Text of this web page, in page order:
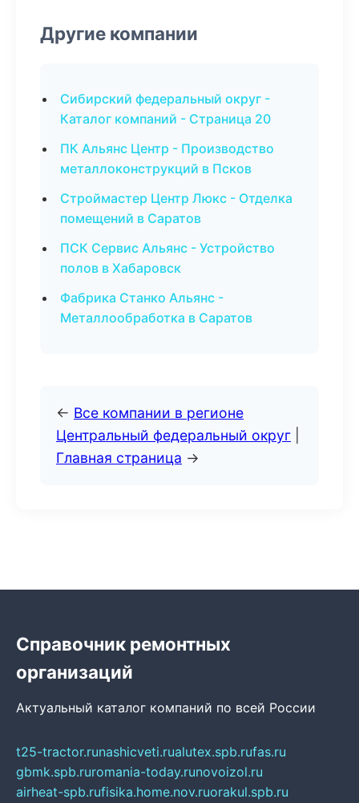
Другие компании
Сибирский федеральный округ -
Каталог компаний - Страница 20
ПК Альянс Центр - Производство
металлоконструкций в Псков
Строймастер Центр Люкс - Отделка
помещений в Саратов
ПСК Сервис Альянс - Устройство
полов в Хабаровск
Фабрика Станко Альянс -
Металлообработка в Саратов
← Все компании в регионе
Центральный федеральный округ
Главная страница →
Справочник ремонтных
организаций
Актуальный каталог компаний по всей России
t25-tractor.runashicveti.rualutex.spb.rufas.ru
gbmk.spb.ruromania-today.runovoizol.ru
airheat-spb.rufisika.home.nov.ruorakul.spb.ru